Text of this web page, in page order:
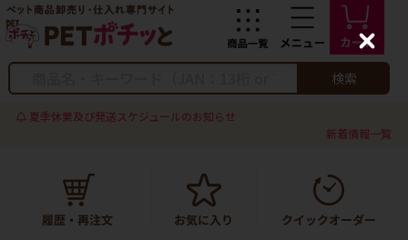
検索
夏季休業及び発送スケジュールのお知らせ
新着情報一覧
C
l
s